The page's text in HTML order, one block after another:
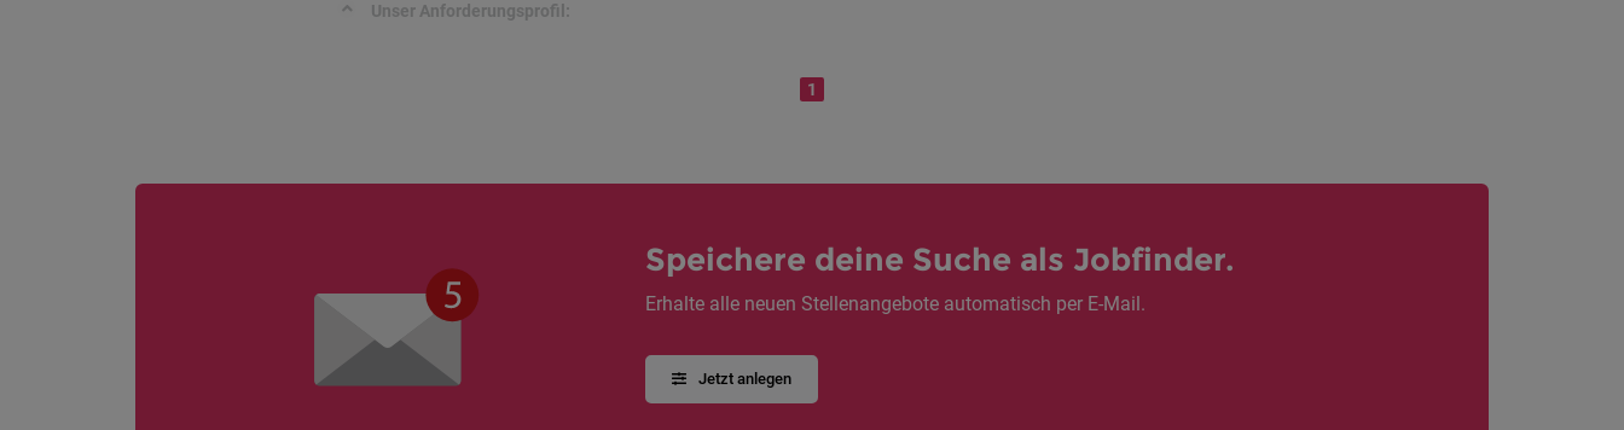
Unser Anforderungsprofil:
1
Speichere deine Suche als Jobfinder.
Erhalte alle neuen Stellenangebote automatisch per E-Mail.
Jetzt anlegen